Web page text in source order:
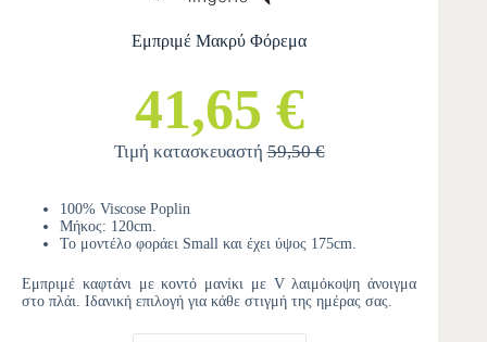
Εμπριμέ Μακρύ Φόρεμα
41,65 €
Τιμή κατασκευαστή59,50 €
100% Viscose Poplin
Μήκος: 120cm.
Το μοντέλο φοράει Small και έχει ύψος 175cm.
Εμπριμέ καφτάνι με κοντό μανίκι με V λαιμόκοψη άνοιγμα
στο πλάι. Ιδανική επιλογή για κάθε στιγμή της ημέρας σας.